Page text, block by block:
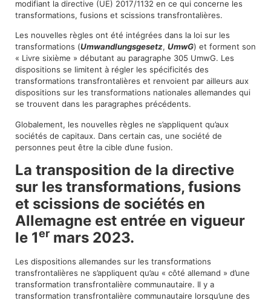
modifiant la directive (UE) 2017/1132 en ce qui concerne les
transformations, fusions et scissions transfrontalières.
Les nouvelles règles ont été intégrées dans la loi sur les
transformations (Umwandlungsgesetz, UmwG) et forment son
« Livre sixième » débutant au paragraphe 305 UmwG. Les
dispositions se limitent à régler les spécificités des
transformations transfrontalières et renvoient par ailleurs aux
dispositions sur les transformations nationales allemandes qui
se trouvent dans les paragraphes précédents.
Globalement, les nouvelles règles ne s’appliquent qu’aux
sociétés de capitaux. Dans certain cas, une société de
personnes peut être la cible d’une fusion.
La transposition de la directive
sur les transformations, fusions
et scissions de sociétés en
Allemagne est entrée en vigueur
le 1er mars 2023.
Les dispositions allemandes sur les transformations
transfrontalières ne s’appliquent qu’au « côté allemand » d’une
transformation transfrontalière communautaire. Il y a
transformation transfrontalière communautaire lorsqu’une des